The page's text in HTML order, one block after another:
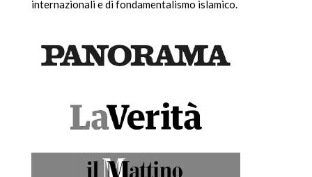
internazionali e di fondamentalismo islamico.